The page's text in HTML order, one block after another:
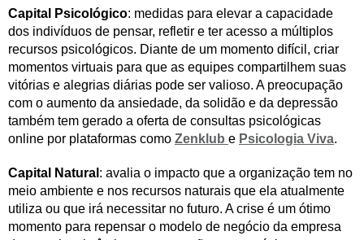
Capital Psicológico: medidas para elevar a capacidade
dos indivíduos de pensar, refletir e ter acesso a múltiplos
recursos psicológicos. Diante de um momento difícil, criar
momentos virtuais para que as equipes compartilhem suas
vitórias e alegrias diárias pode ser valioso. A preocupação
com o aumento da ansiedade, da solidão e da depressão
também tem gerado a oferta de consultas psicológicas
online por plataformas como Zenklub e Psicologia Viva.
Capital Natural : avalia o impacto que a organização tem no
meio ambiente e nos recursos naturais que ela atualmente
utiliza ou que irá necessitar no futuro. A crise é um ótimo
momento para repensar o modelo de negócio da empresa